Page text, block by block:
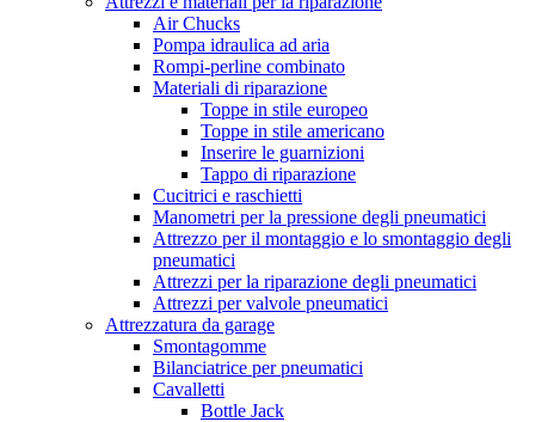
Air Chucks
Pompa idraulica ad aria
Rompi-perline combinato
Materiali di riparazione
Toppe in stile europeo
Toppe in stile americano
Inserire le guarnizioni
Tappo di riparazione
Cucitrici e raschietti
Manometri per la pressione degli pneumatici
Attrezzo per il montaggio e lo smontaggio degli
pneumatici
Attrezzi per la riparazione degli pneumatici
Attrezzi per valvole pneumatici
Attrezzatura da garage
Smontagomme
Bilanciatrice per pneumatici
Cavalletti
Bottle Jack